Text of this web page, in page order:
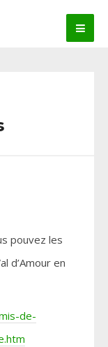
pouvez les
d’Amour en
de-